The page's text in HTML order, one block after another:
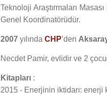
Teknoloji Araştırmaları
Genel Koordinatörüdür.
2007 yılında CHP’den
Necdet Pamir, evlidir ve 2
Kitapları :
2015 - Enerjinin iktidarı: enerji